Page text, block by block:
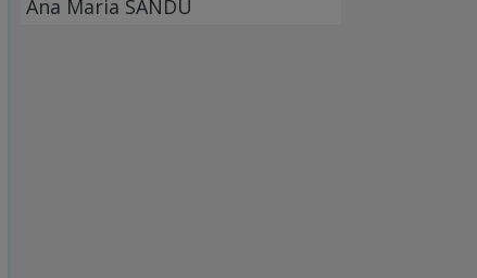
Ana Maria SANDU